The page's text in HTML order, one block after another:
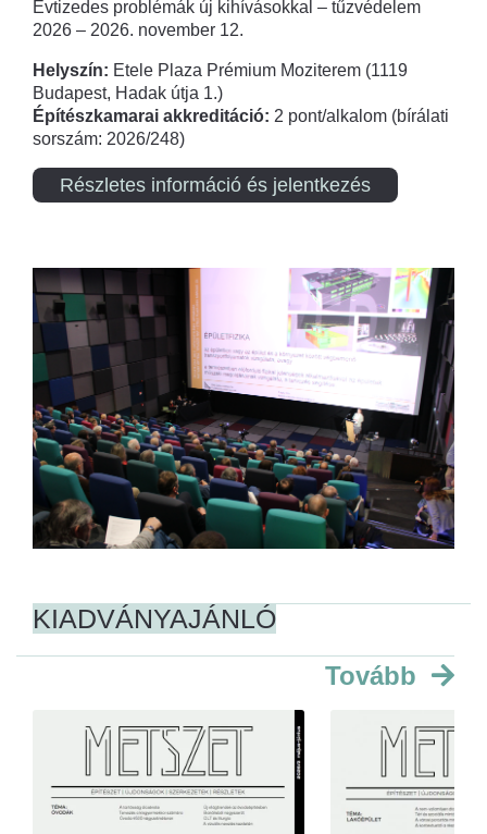
Évtizedes problémák új kihívásokkal – tűzvédelem
2026 – 2026. november 12.
Helyszín: Etele Plaza Prémium Moziterem (1119
Budapest, Hadak útja 1.)
Építészkamarai akkreditáció: 2 pont/alkalom (bírálati
sorszám: 2026/248)
Részletes információ és jelentkezés
KIADVÁNYAJÁNLÓ
Tovább